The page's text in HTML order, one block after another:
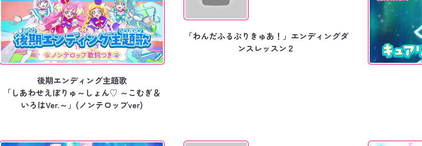
後期エンディング主題歌
「しあわせえぼりゅ～しょん♡ ～こむぎ＆
いろはVer.～」(ノンテロップver)
「わんだふるぷりきゅあ！」エンディングダ
ンスレッスン２